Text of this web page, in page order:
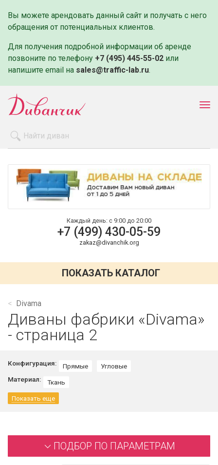
Вы можете арендовать данный сайт и получать с него
обращения от потенциальных клиентов.
Для получения подробной информации об аренде
позвоните по телефону +7 (495) 445-55-02 или
напишите email на sales@traffic-lab.ru.
Оплата и доставка
Контакты
Каждый день: с 9:00 до 20:00
+7 (499) 430-05-59
zakaz@divanchik.org
ПОКАЗАТЬ КАТАЛОГ
Divama
Диваны фабрики «Divama»
- страница 2
Конфигурация: Прямые
Угловые
Материал:
Ткань
Показать еще
ПОДБОР ПО ПАРАМЕТРАМ